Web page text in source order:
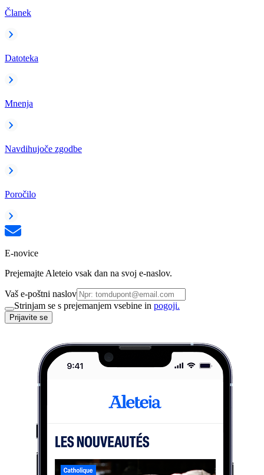
Članek
Datoteka
Mnenja
Navdihujoče zgodbe
Poročilo
E-novice
Prejemajte Aleteio vsak dan na svoj e-naslov.
Vaš e-poštni naslov
Strinjam se s prejemanjem vsebine in pogoji.
Prijavite se